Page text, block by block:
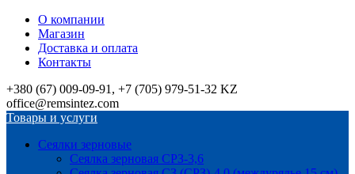
О компании
Магазин
Доставка и оплата
Контакты
+380 (67) 009-09-91, +7 (705) 979-51-32 KZ
office@remsintez.com
Товары и услуги
Сеялки зерновые
Сеялка зерновая СРЗ-3,6